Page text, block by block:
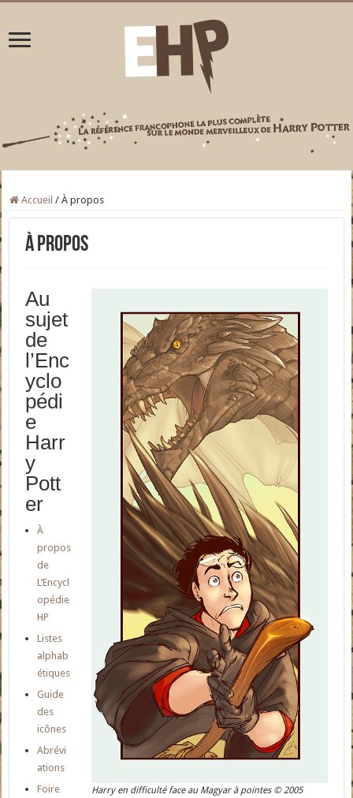
Accueil / À propos
À propos
Harry en difficulté face au Magyar à pointes © 2005
Au
sujet
de
l’Enc
yclo
pédi
e
Harr
y
Pott
er
À
propos
de
L’Encycl
opédie
HP
Listes
alphab
étiques
Guide
des
icônes
Abrévi
ations
Foire